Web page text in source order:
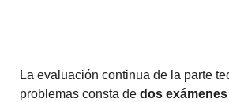
La evaluación continua de la parte
problemas consta de dos